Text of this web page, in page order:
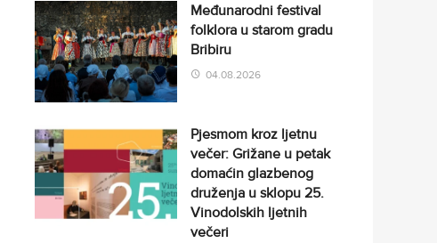
Međunarodni festival
folklora u starom gradu
Bribiru
04.08.2026
Pjesmom kroz ljetnu
večer: Grižane u petak
domaćin glazbenog
druženja u sklopu 25.
Vinodolskih ljetnih
večeri